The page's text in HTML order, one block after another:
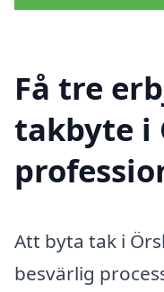
Få tre
takbyte i
Att byta tak i
besvärlig